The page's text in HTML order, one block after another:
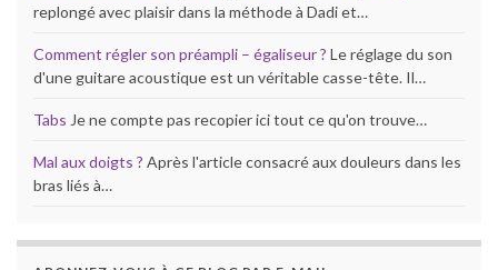
replongé avec plaisir dans la méthode à Dadi et…
Comment régler son préampli – égaliseur ? Le réglage du son
d'une guitare acoustique est un véritable casse-tête. Il…
Tabs Je ne compte pas recopier ici tout ce qu'on trouve…
Mal aux doigts ? Après l'article consacré aux douleurs dans les
bras liés à…